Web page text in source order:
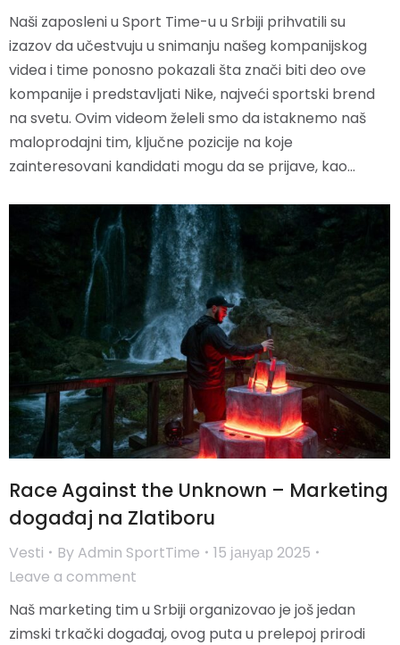
Naši zaposleni u Sport Time-u u Srbiji prihvatili su
izazov da učestvuju u snimanju našeg kompanijskog
videa i time ponosno pokazali šta znači biti deo ove
kompanije i predstavljati Nike, najveći sportski brend
na svetu. Ovim videom želeli smo da istaknemo naš
maloprodajni tim, ključne pozicije na koje
zainteresovani kandidati mogu da se prijave, kao…
Race Against the Unknown – Marketing
događaj na Zlatiboru
Vesti By Admin SportTime
15 јануар 2025
Leave a comment
Naš marketing tim u Srbiji organizovao je još jedan
zimski trkački događaj, ovog puta u prelepoj prirodi